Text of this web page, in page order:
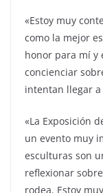
«Estoy muy
como la mejor
honor para mí y
concienciar
intentan llegar a
«La Exposición
un evento muy
esculturas son
reflexionar
rodea. Estoy